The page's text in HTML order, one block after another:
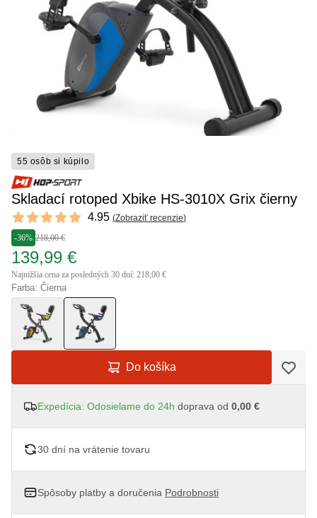
55 osôb si kúpilo
Skladací rotoped Xbike HS-3010X Grix čierny
Reviews
4.95 out of 5 stars 4.95 (Zobraziť recenzie)
-36% 218,00 €
139,99 €
Najnižšia cena za posledných 30 dní: 218,00 €
Farba: Čierna
Do košíka
Expedícia: Odosielame do 24h doprava od 0,00 €
30 dní na vrátenie tovaru
Spôsoby platby a doručenia Podrobnosti